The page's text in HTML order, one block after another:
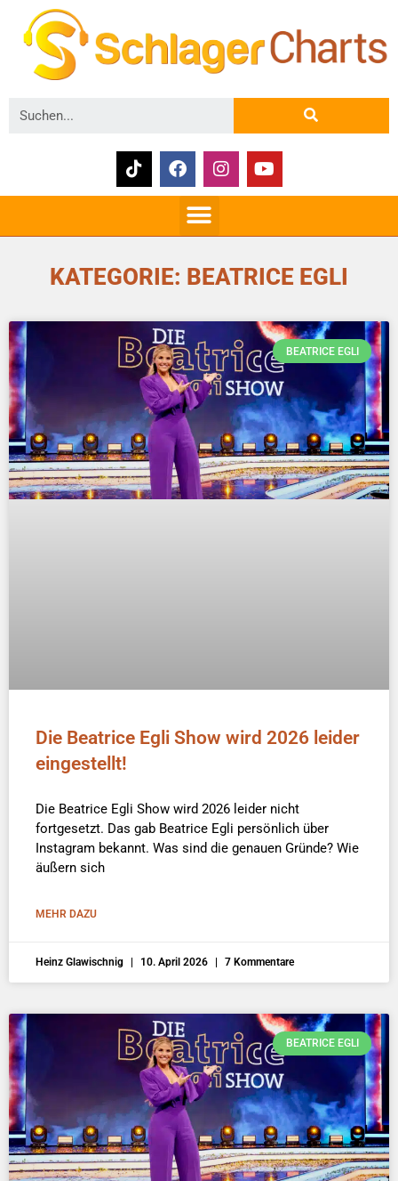
KATEGORIE: BEATRICE EGLI
BEATRICE EGLI
Die Beatrice Egli Show wird 2026 leider
eingestellt!
Die Beatrice Egli Show wird 2026 leider nicht
fortgesetzt. Das gab Beatrice Egli persönlich über
Instagram bekannt. Was sind die genauen Gründe? Wie
äußern sich
MEHR DAZU
Heinz Glawischnig 10. April 2026 7 Kommentare
BEATRICE EGLI